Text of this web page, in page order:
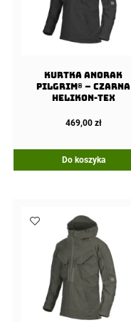
Kurtka Anorak
PILGRIM® – Czarna
Helikon-Tex
469,00 zł
Do koszyka